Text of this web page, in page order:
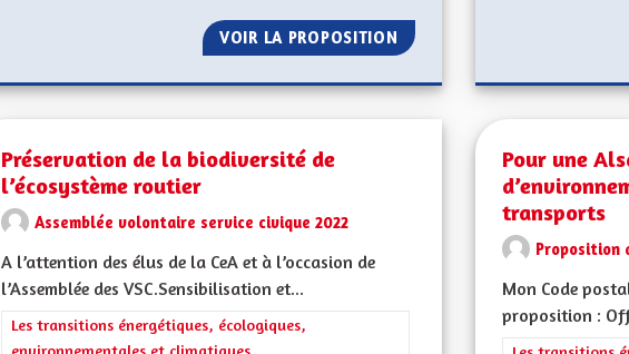
VOIR LA PROPOSITION FAIRE DE L'ALSACE UN
Préservation de la biodiversité de
l’écosystème routier
Assemblée volontaire service civique 2022
A l’attention des élus de la CeA et à l’occasion de
l’Assemblée des VSC.Sensibilisation et...
Filtrer les résultats de la catégorie : Les transitions énergétiques, écologiques,
Les transitions énergétiques, écologiques,
Pour une
transports
Proposition
Mon Code
proposition :